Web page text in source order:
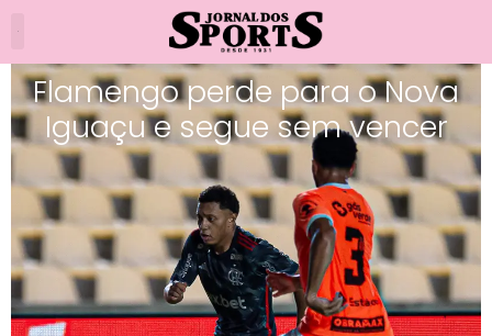
Flamengo perde para o Nova
Iguaçu e segue sem vencer